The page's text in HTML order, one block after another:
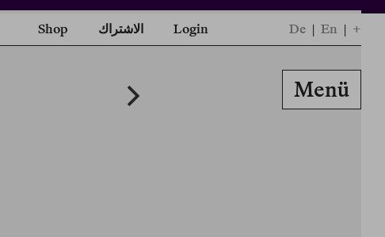
Shop الاشتراك Login De | En | +
Menü